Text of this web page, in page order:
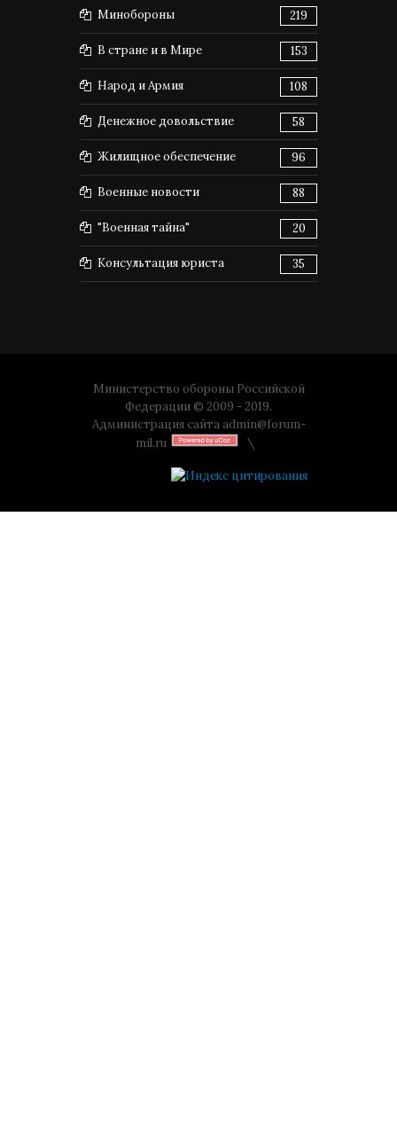
Минобороны 219
В стране и в Мире 153
Народ и Армия 108
Денежное довольствие 58
Жилищное обеспечение 96
Военные новости 88
"Военная тайна" 20
Консультация юриста 35
Министерство обороны Российской
Федерации © 2009 - 2019.
Администрация сайта admin@forum-
mil.ru